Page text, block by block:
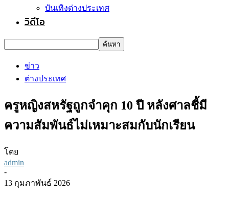
บันเทิงต่างประเทศ
วิดีโอ
ข่าว
ต่างประเทศ
ครูหญิงสหรัฐถูกจำคุก 10 ปี หลังศาลชี้มี
ความสัมพันธ์ไม่เหมาะสมกับนักเรียน
โดย
admin
-
13 กุมภาพันธ์ 2026